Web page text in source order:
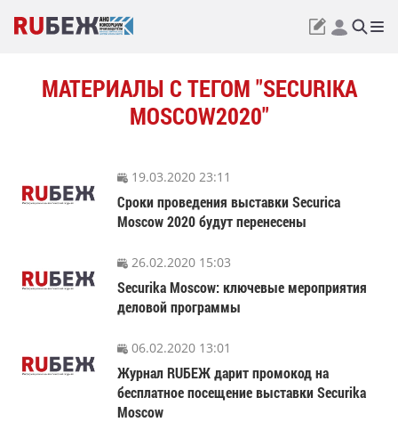
МАТЕРИАЛЫ С ТЕГОМ "SECURIKA
MOSCOW2020"
19.03.2020 23:11
Сроки проведения выставки Securica
Moscow 2020 будут перенесены
26.02.2020 15:03
Securika Moscow: ключевые мероприятия
деловой программы
06.02.2020 13:01
Журнал RUБЕЖ дарит промокод на
бесплатное посещение выставки Securika
Moscow